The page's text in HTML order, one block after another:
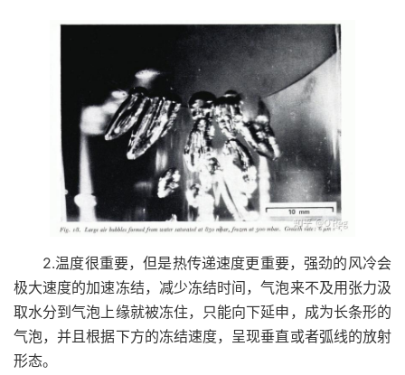
2.温度很重要，但是热传递速度更重要，强劲的风冷会
极大速度的加速冻结，减少冻结时间，气泡来不及用张力汲
取水分到气泡上缘就被冻住，只能向下延申，成为长条形的
气泡，并且根据下方的冻结速度，呈现垂直或者弧线的放射
形态。